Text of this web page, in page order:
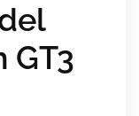
GT3